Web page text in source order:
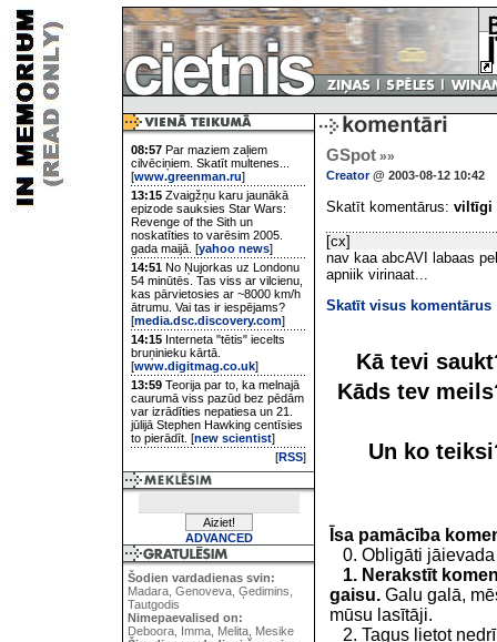
08:57 Par maziem zaļiem
cilvēciņiem. Skatīt multenes...
[www.greenman.ru]
13:15 Zvaigžņu karu jaunākā
epizode sauksies Star Wars:
Revenge of the Sith un
noskatīties to varēsim 2005.
gada maijā. [yahoo news]
14:51 No Ņujorkas uz Londonu
54 minūtēs. Tas viss ar vilcienu,
kas pārvietosies ar ~8000 km/h
ātrumu. Vai tas ir iespējams?
[media.dsc.discovery.com]
14:15 Interneta "tētis" iecelts
bruņinieku kārtā.
[www.digitmag.co.uk]
13:59 Teorija par to, ka melnajā
caurumā viss pazūd bez pēdām
var izrādīties nepatiesa un 21.
jūlijā Stephen Hawking centīsies
to pierādīt. [new scientist]
[RSS]
ADVANCED
Šodien vardadienas svin:
Madara, Genoveva, Ģedimins,
Tautgodis
Nimepaevalised on:
Deboora, Imma, Melita, Mesike
GSpot »»
Creator@ 2003-08-12 10:42
Skatīt komentārus: viltīgi
[cx]
nav kaa abcAVI labaas
apniik virinaat...
Skatīt visus komentārus
Kā tevi
Kāds tev
Un ko
Īsa pamācība
0. Obligāti jāievada
1. Nerakstīt
gaisu. Galu galā,
mūsu lasītāji.
2. Tagus lietot